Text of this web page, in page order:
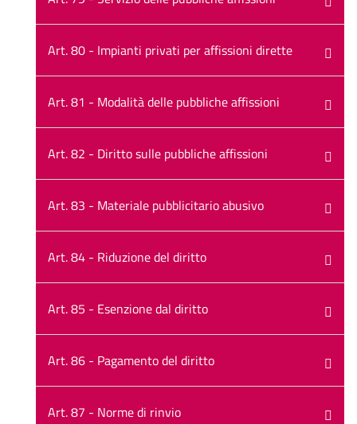
Art. 80 - Impianti privati per affissioni dirette
Art. 81 - Modalità delle pubbliche affissioni
Art. 82 - Diritto sulle pubbliche affissioni
Art. 83 - Materiale pubblicitario abusivo
Art. 84 - Riduzione del diritto
Art. 85 - Esenzione dal diritto
Art. 86 - Pagamento del diritto
Art. 87 - Norme di rinvio